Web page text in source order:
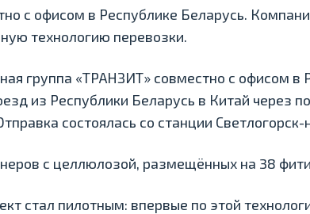
с офисом в Республике Беларусь.
технологию перевозки.
группа «ТРАНЗИТ» совместно с офисом в
из Республики Беларусь в Китай через
состоялась со станции Светлогорск-
с целлюлозой, размещённых на 38
стал пилотным: впервые по этой